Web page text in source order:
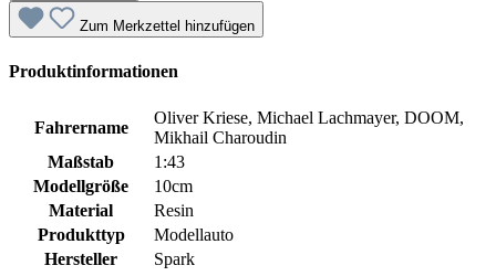
Zum Merkzettel hinzufügen
Produktinformationen
Fahrername
Oliver Kriese, Michael Lachmayer, DOOM,
Mikhail Charoudin
Maßstab
1:43
Modellgröße
10cm
Material
Resin
Produkttyp
Modellauto
Hersteller
Spark